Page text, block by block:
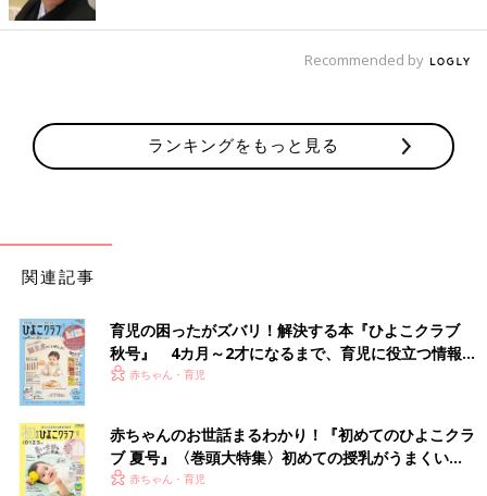
アイテム」という「ミニバインダー付き メモ帳」。約
13×10cm（縦×横）のバインダーと、メモ用紙50枚がセットにな
やっと出会えた！カップホルダーとしても使える
「2WAY バッグインポーチ」
Recommended by
ランキングをもっと見る
関連記事
育児の困ったがズバリ！解決する本『ひよこクラブ
秋号』 4カ月～2才になるまで、育児に役立つ情報が
いっぱい！
赤ちゃん・育児
赤ちゃんのお世話まるわかり！『初めてのひよこクラ
ブ 夏号』〈巻頭大特集〉初めての授乳がうまくい
く！ おっぱい・ミルクの基本と夏のトラブル 解決テ
赤ちゃん・育児